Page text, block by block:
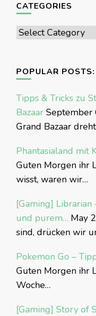
CATEGORIES
Categories
POPULAR POSTS:
Tipps & Tricks zu
Bazaar September
Grand Bazaar
Phantasialand mit
Guten Morgen ihr
wisst, waren wir…
[Gaming] Librarian
und purem… May
sind, drücken wir
Pokemon Go –
Guten Morgen ihr
Woche…
[Gaming] Story of